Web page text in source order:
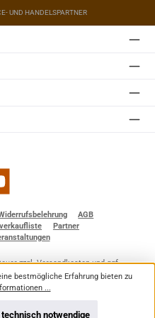
Halters eingebaut ist.
1 Pro auch ohne optionale
installieren. Sie ist
UND HANDELSPARTNER
AGB
Partner
zzgl.Versandkostenund ggf.
nicht anders angegeben.
vorbehalten. Theme by
bestmögliche Erfahrung bieten zu
...
technisch notwendige